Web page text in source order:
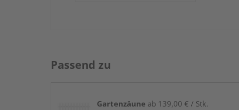
Passend zu
Gartenzäune ab 139,00 € / Stk.